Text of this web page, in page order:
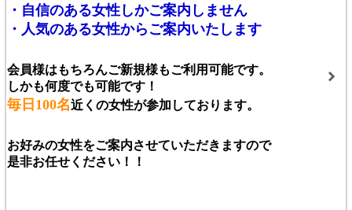
・自信のある女性しかご案内しません
・人気のある女性からご案内いたします
会員様はもちろんご新規様もご利用可能です。
しかも何度でも可能です！
毎日100名近くの女性が参加しております。
お好みの女性をご案内させていただきますので
是非お任せください！！